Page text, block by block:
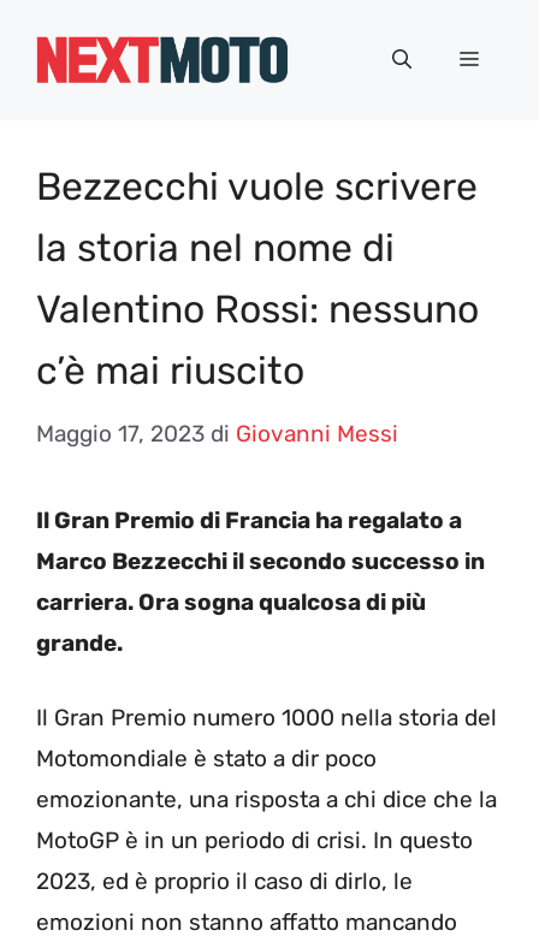
Menu
Bezzecchi vuole scrivere
la storia nel nome di
Valentino Rossi: nessuno
c’è mai riuscito
Maggio 17, 2023 di Giovanni Messi
Il Gran Premio di Francia ha regalato a
Marco Bezzecchi il secondo successo in
carriera. Ora sogna qualcosa di più
grande.
Il Gran Premio numero 1000 nella storia del
Motomondiale è stato a dir poco
emozionante, una risposta a chi dice che la
MotoGP è in un periodo di crisi. In questo
2023, ed è proprio il caso di dirlo, le
emozioni non stanno affatto mancando